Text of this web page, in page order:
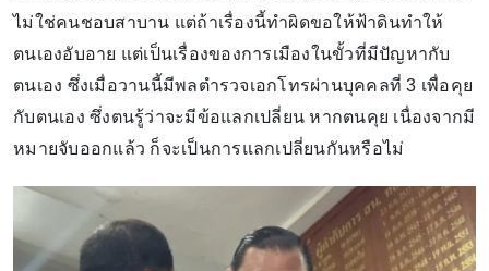
ไม่ใช่คนชอบสาบาน แต่ถ้าเรื่องนี้ทำผิดขอให้ฟ้าดินทำให้
ตนเองอับอาย แต่เป็นเรื่องของการเมืองในขั้วที่มีปัญหากับ
ตนเอง ซึ่งเมื่อวานนี้มีพลตำรวจเอกโทรผ่านบุคคลที่ 3 เพื่อคุย
กับตนเอง ซึ่งตนรู้ว่าจะมีข้อแลกเปลี่ยน หากตนคุย เนื่องจากมี
หมายจับออกแล้ว ก็จะเป็นการแลกเปลี่ยนกันหรือไม่